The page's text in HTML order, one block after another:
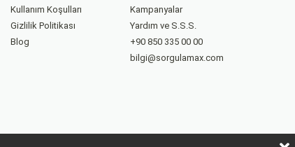
Kullanım Koşulları
Gizlilik Politikası
Blog
Kampanyalar
Yardım ve S.S.S.
+90 850 335 00 00
bilgi@sorgulamax.com